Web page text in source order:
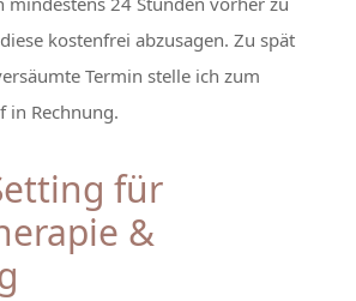
kostenfrei abzusagen. Zu spät
Termin stelle ich zum
in Rechnung.
für
&